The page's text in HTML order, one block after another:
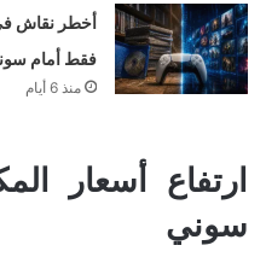
أخطر نقاش
فقط أمام
منذ 6 أيام
ارتفاع أسعار
سوني